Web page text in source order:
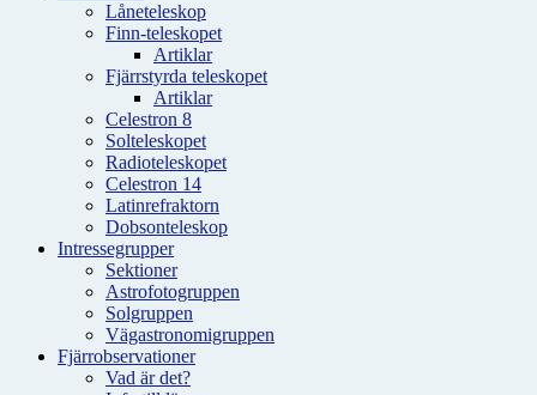
Låneteleskop
Finn-teleskopet
Artiklar
Fjärrstyrda teleskopet
Artiklar
Celestron 8
Solteleskopet
Radioteleskopet
Celestron 14
Latinrefraktorn
Dobsonteleskop
Intressegrupper
Sektioner
Astrofotogruppen
Solgruppen
Vägastronomigruppen
Fjärrobservationer
Vad är det?